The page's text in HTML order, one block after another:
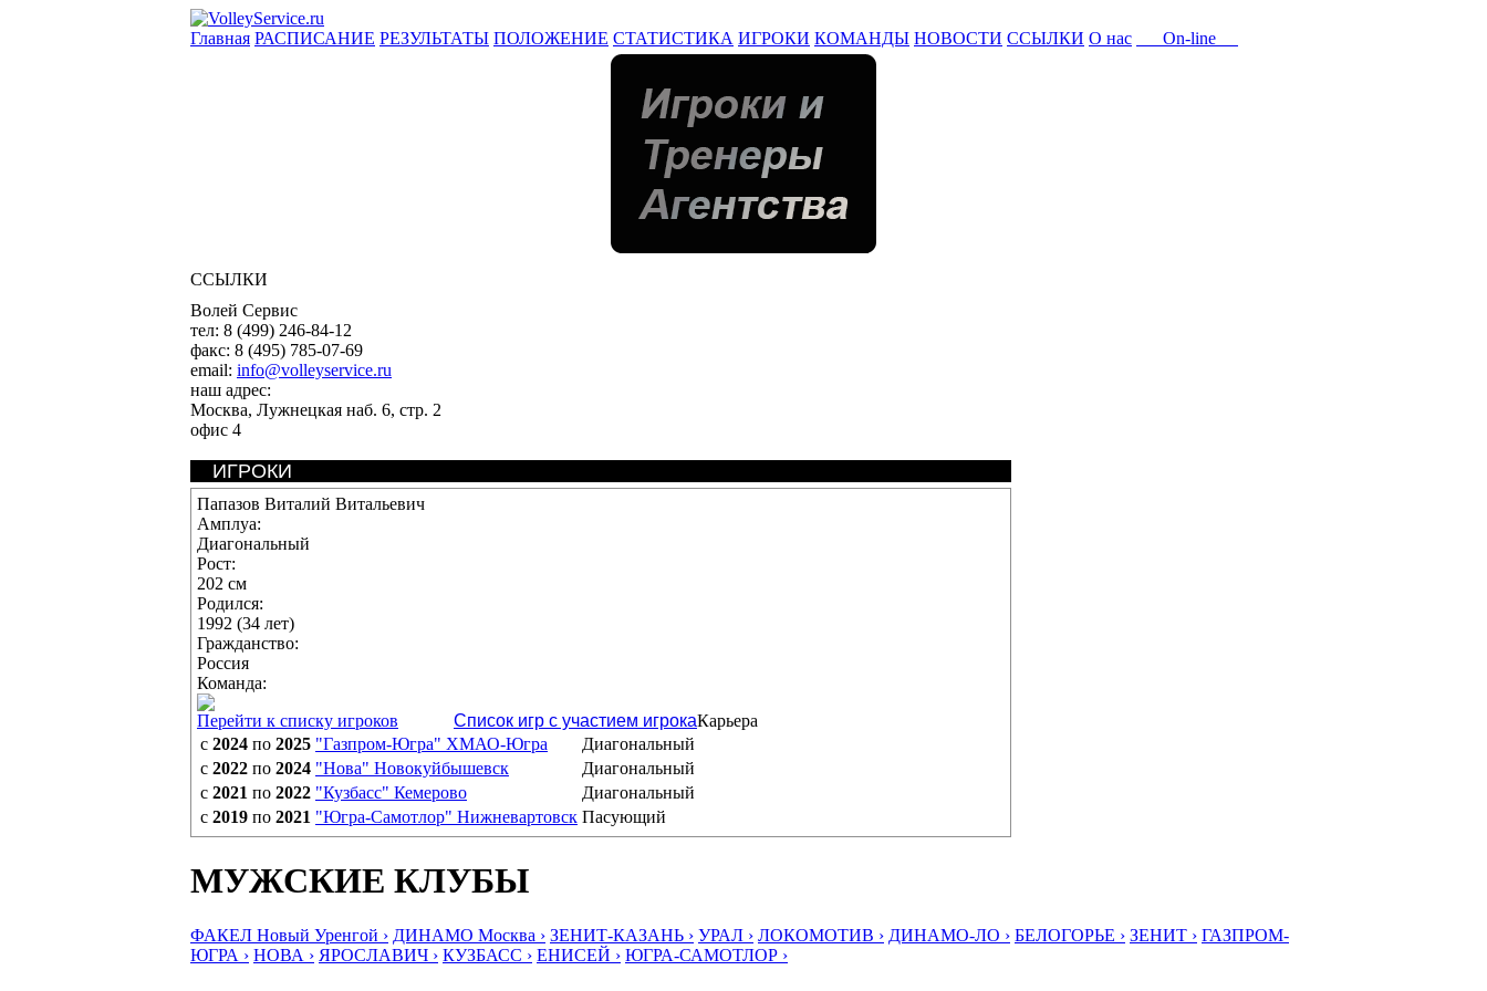
Главная РАСПИСАНИЕ РЕЗУЛЬТАТЫ ПОЛОЖЕНИЕ СТАТИСТИКА ИГРОКИ КОМАНДЫ НОВОСТИ ССЫЛКИ О нас On-line
ССЫЛКИ
Волей Сервис
тел: 8 (499) 246-84-12
факс: 8 (495) 785-07-69
email: info@volleyservice.ru
наш адрес:
Москва, Лужнецкая наб. 6, стр. 2
офис 4
ИГРОКИ
Папазов Виталий Витальевич
Амплуа:
Диагональный
Рост:
202 см
Родился:
1992 (34 лет)
Гражданство:
Россия
Команда:
Перейти к списку игроков
Список игр с участием игрокаКарьера
с 2024 по 2025 "Газпром-Югра" ХМАО-Югра
Диагональный
с 2022 по 2024 "Нова" Новокуйбышевск
Диагональный
с 2021 по 2022 "Кузбасс" Кемерово
Диагональный
с 2019 по 2021 "Югра-Самотлор" Нижневартовск Пасующий
МУЖСКИЕ КЛУБЫ
ФАКЕЛ Новый Уренгой › ДИНАМО Москва › ЗЕНИТ-КАЗАНЬ › УРАЛ › ЛОКОМОТИВ › ДИНАМО-ЛО › БЕЛОГОРЬЕ › ЗЕНИТ › ГАЗПРОМ-
ЮГРА › НОВА › ЯРОСЛАВИЧ › КУЗБАСС › ЕНИСЕЙ › ЮГРА-САМОТЛОР ›